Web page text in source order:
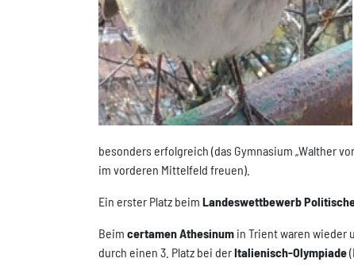
besonders erfolgreich (das Gymnasium „Walther
im vorderen Mittelfeld freuen).
Ein erster Platz beim Landeswettbewerb
Beim certamen Athesinum in Trient waren wieder
durch einen 3. Platz bei derItalienisch-Olympiade